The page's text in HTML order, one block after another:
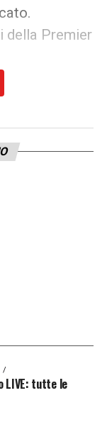
della Premier
spuntato
Gazzetta
NEWS
LIVE: tutte le